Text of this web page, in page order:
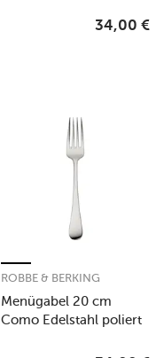
34,00 €
Menügabel 20 cm
Como Edelstahl poliert
ROBBE & BERKING